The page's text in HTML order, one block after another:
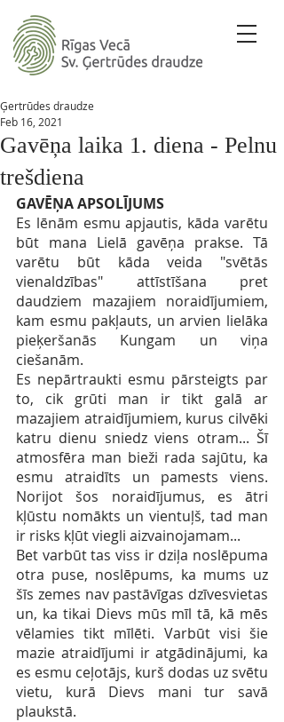
Gavēņa laika 1. diena - Pelnu
trešdiena
Ģertrūdes draudze
Feb 16, 2021
GAVĒŅA APSOLĪJUMS
Es lēnām esmu apjautis, kāda varētu
būt mana Lielā gavēņa prakse. Tā
varētu būt kāda veida "svētās
vienaldzības" attīstīšana pret
daudziem mazajiem noraidījumiem,
kam esmu pakļauts, un arvien lielāka
pieķeršanās Kungam un viņa
ciešanām.
Es nepārtraukti esmu pārsteigts par
to, cik grūti man ir tikt galā ar
mazajiem atraidījumiem, kurus cilvēki
katru dienu sniedz viens otram... Šī
atmosfēra man bieži rada sajūtu, ka
esmu atraidīts un pamests viens.
Norijot šos noraidījumus, es ātri
kļūstu nomākts un vientuļš, tad man
ir risks kļūt viegli aizvainojamam...
Bet varbūt tas viss ir dziļa noslēpuma
otra puse, noslēpums, ka mums uz
šīs zemes nav pastāvīgas dzīvesvietas
un, ka tikai Dievs mūs mīl tā, kā mēs
vēlamies tikt mīlēti. Varbūt visi šie
mazie atraidījumi ir atgādinājumi, ka
es esmu ceļotājs, kurš dodas uz svētu
vietu, kurā Dievs mani tur savā
plaukstā.